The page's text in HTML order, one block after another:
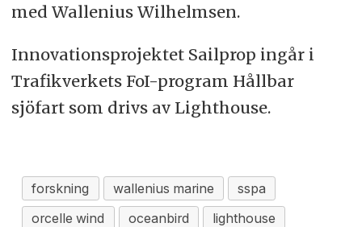
med Wallenius Wilhelmsen.
Innovationsprojektet Sailprop ingår i
Trafikverkets FoI-program Hållbar
sjöfart som drivs av Lighthouse.
forskning wallenius marine
sspa
orcelle wind
oceanbird lighthouse